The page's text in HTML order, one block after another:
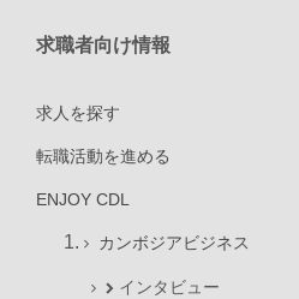
求職者向け情報
求人を探す
転職活動を進める
ENJOY CDL
カンボジアビジネス
インタビュー